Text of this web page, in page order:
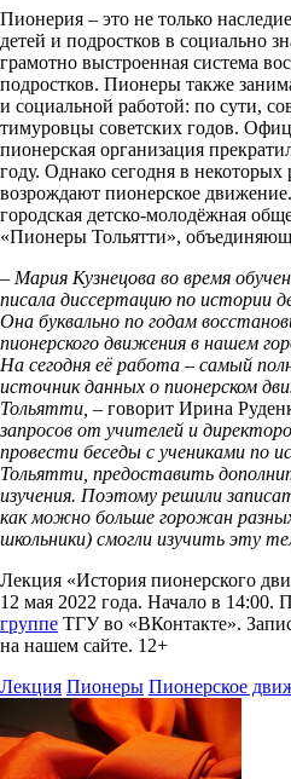
Пионерия – это не только
детей и подростков в социально
грамотно выстроенная система
подростков. Пионеры также
и социальной работой: по сути,
тимуровцы советских годов.
пионерская организация
году. Однако сегодня в некоторых
возрождают пионерское
городская детско-молодёжная
«Пионеры Тольятти»,
– Мария Кузнецова во время
писала диссертацию по истории
Она буквально по годам
пионерского движения в нашем
На сегодня её работа – самый
источник данных о пионерском
Тольятти, – говорит Ирина
запросов от учителей и
провести беседы с учениками по
Тольятти, предоставить
изучения. Поэтому решили
как можно больше горожан
школьники) смогли изучить эту
Лекция «История пионерского
12 мая 2022 года. Начало в 14:00.
группе ТГУ во «ВКонтакте».
на нашем сайте. 12+
Лекция Пионеры Пионерское